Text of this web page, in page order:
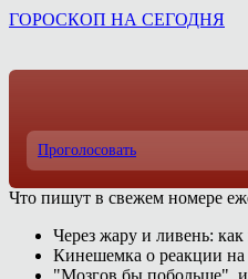
ГОРОСКОП НА СЕГОДНЯ
Проголосовать
Что пишут в свежем номере
Через жару и ливень:
Кинешемка о реакции
"Мозгов бы побольше",